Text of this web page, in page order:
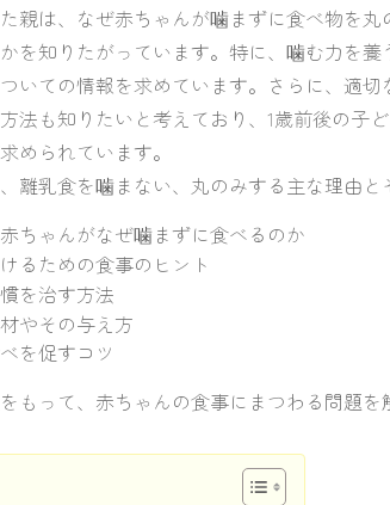
親は、なぜ赤ちゃんが噛まずに食べ物を
を知りたがっています。特に、噛む力を
いての情報を求めています。さらに、適
法も知りたいと考えており、1歳前後の子
められています。
離乳食を噛まない、丸のみする主な理由と
ちゃんがなぜ噛まずに食べるのか
るための食事のヒント
を治す方法
やその与え方
を促すコツ
もって、赤ちゃんの食事にまつわる問題を